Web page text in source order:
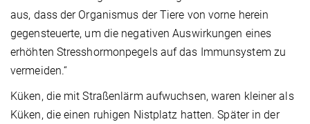
aus, dass der Organismus der Tiere von vorne herein
gegensteuerte, um die negativen Auswirkungen eines
erhöhten Stresshormonpegels auf das Immunsystem zu
vermeiden.“
Küken, die mit Straßenlärm aufwuchsen, waren kleiner als
Küken, die einen ruhigen Nistplatz hatten. Später in der